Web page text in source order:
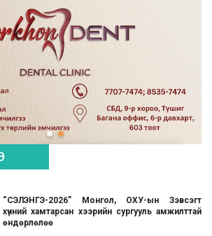
“СЭЛЭНГЭ-2026” Монгол, ОХУ-ын Зэвсэгт
хүчний хамтарсан хээрийн сургууль амжилттай
өндөрлөлөө